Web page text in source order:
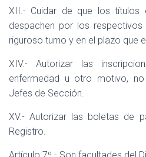
XII.- Cuidar de que los títulos
despachen por los
riguroso turno y en el plazo que
XIV.- Autorizar las
enfermedad u otro motivo,
Jefes de Sección.
XV.- Autorizar las boletas de
Registro.